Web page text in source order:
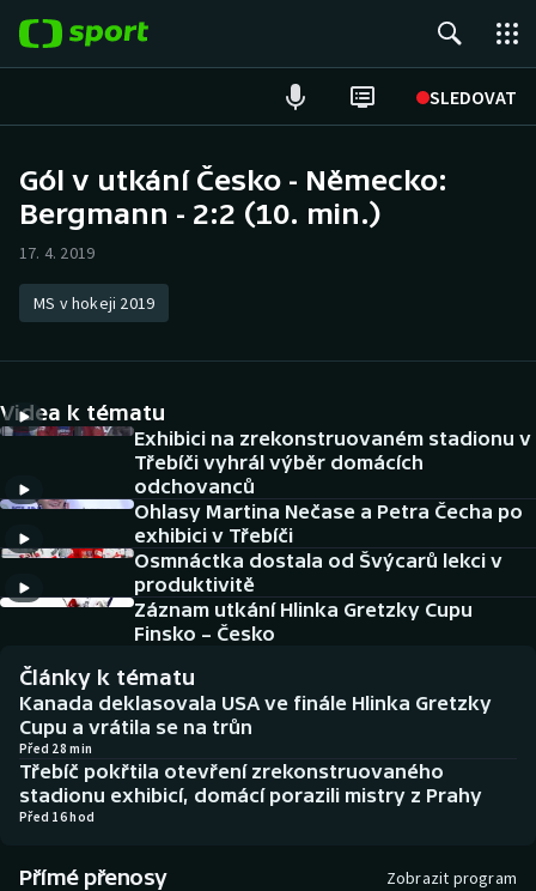
SLEDOVAT
Hokej
Atletika
DALŠÍ SPORTY
Americký fotbal
Baseball a softbal
Basketbal
Biatlon
Boby a skeleton
Box
NEPŘEHLÉDNĚTE
Soutěže
Historické návraty
Aplikace ČT sport
AZ kvíz
Gól v utkání Česko - Německo:
Bergmann - 2:2 (10. min.)
17. 4. 2019
MS v hokeji 2019
Videa k tématu
Exhibici na zrekonstruovaném stadionu v
Třebíči vyhrál výběr domácích
odchovanců
Ohlasy Martina Nečase a Petra Čecha po
exhibici v Třebíči
Osmnáctka dostala od Švýcarů lekci v
produktivitě
Záznam utkání Hlinka Gretzky Cupu
Finsko – Česko
Články k tématu
Kanada deklasovala USA ve finále Hlinka Gretzky
Cupu a vrátila se na trůn
Před 28 min
Třebíč pokřtila otevření zrekonstruovaného
stadionu exhibicí, domácí porazili mistry z Prahy
Před 16 hod
Přímé přenosy Zobrazit program